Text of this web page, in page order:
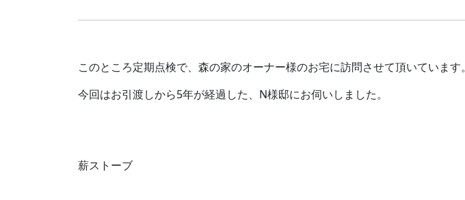
このところ定期点検で、森の家のオーナー様のお宅に訪問させて頂いています。
今回はお引渡しから5年が経過した、N様邸にお伺いしました。
薪ストーブ